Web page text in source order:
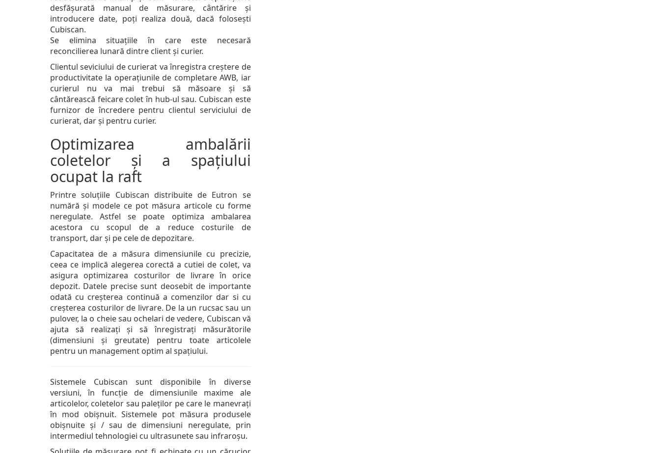
desfășurată manual de măsurare, cântărire și
introducere date, poți realiza două, dacă folosești
Cubiscan.
Se elimina situațiile în care este necesară
reconcilierea lunară dintre client și curier.
Clientul seviciului de curierat va înregistra creștere de
productivitate la operațiunile de completare AWB, iar
curierul nu va mai trebui să măsoare și să
cântărească feicare colet în hub-ul sau. Cubiscan este
furnizor de încredere pentru clientul serviciului de
curierat, dar și pentru curier.
Optimizarea ambalării
coletelor și a spațiului
ocupat la raft
Printre soluțiile Cubiscan distribuite de Eutron se
numără și modele ce pot măsura articole cu forme
neregulate. Astfel se poate optimiza ambalarea
acestora cu scopul de a reduce costurile de
transport, dar și pe cele de depozitare.
Capacitatea de a măsura dimensiunile cu precizie,
ceea ce implică alegerea corectă a cutiei de colet, va
asigura optimizarea costurilor de livrare în orice
depozit. Datele precise sunt deosebit de importante
odată cu creșterea continuă a comenzilor dar si cu
creșterea costurilor de livrare. De la un rucsac sau un
pulover, la o cheie sau ochelari de vedere, Cubiscan vă
ajuta să realizați și să înregistrați măsurătorile
(dimensiuni și greutate) pentru toate articolele
pentru un management optim al spațiului.
Sistemele Cubiscan sunt disponibile în diverse
versiuni, în funcție de dimensiunile maxime ale
articolelor, coletelor sau paleților pe care le manevrați
în mod obișnuit. Sistemele pot măsura produsele
obișnuite și / sau de dimensiuni neregulate, prin
intermediul tehnologiei cu ultrasunete sau infraroșu.